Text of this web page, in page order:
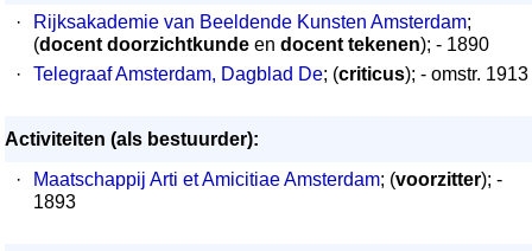
·
Rijksakademie van Beeldende Kunsten Amsterdam;
(docent doorzichtkunde en docent tekenen); - 1890
·
Telegraaf Amsterdam, Dagblad De; (criticus); - omstr. 1913
Activiteiten (als bestuurder):
·
Maatschappij Arti et Amicitiae Amsterdam; (voorzitter); -
1893